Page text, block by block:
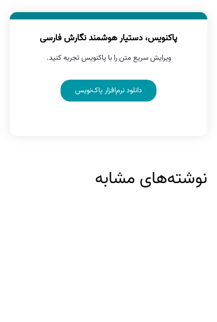
پاکنویس، دستیار هوشمند نگارش فارسی
ویرایش سریع متن را با پاکنویس تجربه کنید.
دانلود نرم‌افزار پاک‌نویس
نوشته‌های مشابه